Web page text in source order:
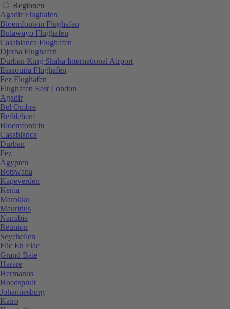
Regionen
Agadir Flughafen
Bloemfontein Flughafen
Bulawayo Flughafen
Casablanca Flughafen
Djerba Flughafen
Durban King Shaka International Airport
Essaouira Flughafen
Fez Flughafen
Flughafen East London
Agadir
Bel Ombre
Bethlehem
Bloemfontein
Casablanca
Durban
Fez
Ägypten
Botswana
Kapeverden
Kenia
Marokko
Mauritius
Namibia
Reunion
Seychellen
Flic En Flac
Grand Baie
Harare
Hermanus
Hoedspruit
Johannesburg
Kairo